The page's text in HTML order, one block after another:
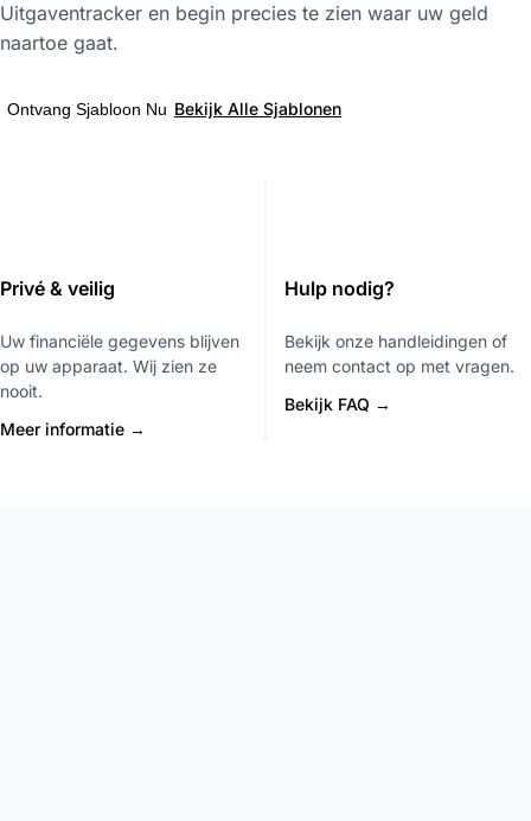
Uitgaventracker en begin precies te zien waar uw geld
naartoe gaat.
Ontvang Sjabloon Nu Bekijk Alle Sjablonen
Privé & veilig
Uw financiële gegevens blijven
op uw apparaat. Wij zien ze
nooit.
Meer informatie →
Hulp nodig?
Bekijk onze handleidingen of
neem contact op met vragen.
Bekijk FAQ →